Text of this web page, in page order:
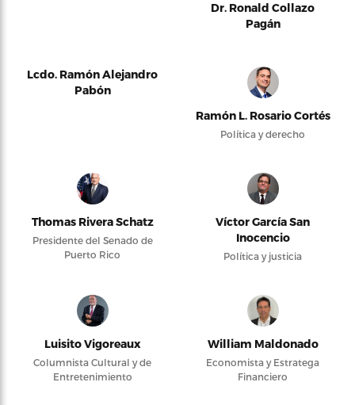
Dr. Ronald Collazo
Pagán
Lcdo. Ramón Alejandro
Pabón
Ramón L. Rosario Cortés
Política y derecho
Thomas Rivera Schatz
Presidente del Senado de
Puerto Rico
Víctor García San
Inocencio
Política y justicia
Luisito Vigoreaux
Columnista Cultural y de
Entretenimiento
William Maldonado
Economista y Estratega
Financiero